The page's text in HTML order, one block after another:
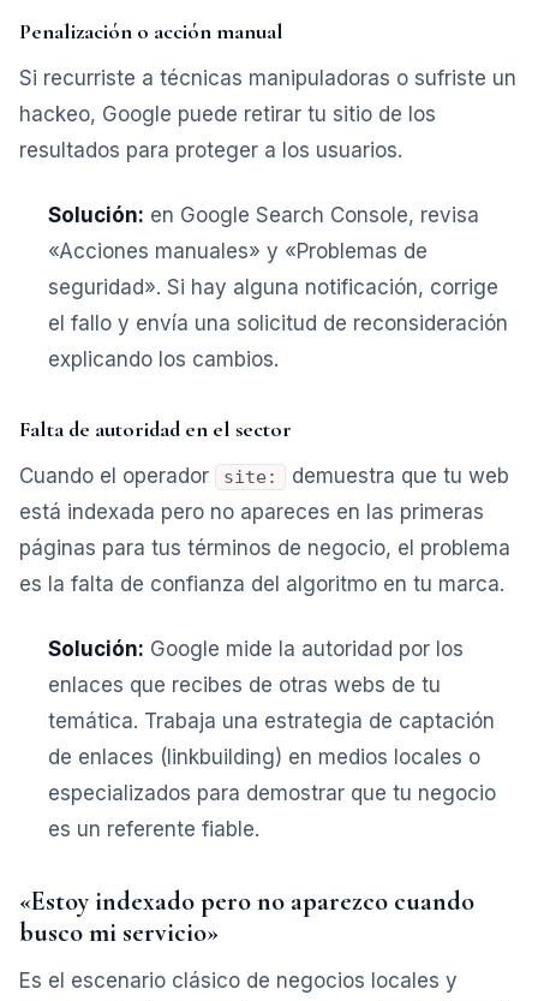
Penalización o acción manual
Si recurriste a técnicas manipuladoras o sufriste un
hackeo, Google puede retirar tu sitio de los
resultados para proteger a los usuarios.
Solución: en Google Search Console, revisa
«Acciones manuales» y «Problemas de
seguridad». Si hay alguna notificación, corrige
el fallo y envía una solicitud de reconsideración
explicando los cambios.
Falta de autoridad en el sector
Cuando el operador site:
demuestra que tu web
está indexada pero no apareces en las primeras
páginas para tus términos de negocio, el problema
es la falta de confianza del algoritmo en tu marca.
Solución: Google mide la autoridad por los
enlaces que recibes de otras webs de tu
temática. Trabaja una estrategia de captación
de enlaces (linkbuilding) en medios locales o
especializados para demostrar que tu negocio
es un referente fiable.
«Estoy indexado pero no aparezco cuando
busco mi servicio»
Es el escenario clásico de negocios locales y